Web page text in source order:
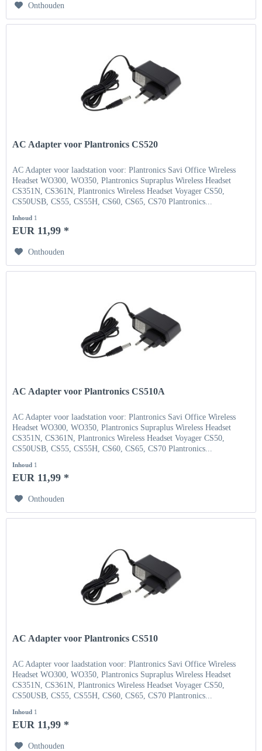
Onthouden
AC Adapter voor Plantronics CS520
AC Adapter voor laadstation voor: Plantronics Savi Office Wireless
Headset WO300, WO350, Plantronics Supraplus Wireless Headset
CS351N, CS361N, Plantronics Wireless Headset Voyager CS50,
CS50USB, CS55, CS55H, CS60, CS65, CS70 Plantronics...
Inhoud 1
EUR 11,99 *
Onthouden
AC Adapter voor Plantronics CS510A
AC Adapter voor laadstation voor: Plantronics Savi Office Wireless
Headset WO300, WO350, Plantronics Supraplus Wireless Headset
CS351N, CS361N, Plantronics Wireless Headset Voyager CS50,
CS50USB, CS55, CS55H, CS60, CS65, CS70 Plantronics...
Inhoud 1
EUR 11,99 *
Onthouden
AC Adapter voor Plantronics CS510
AC Adapter voor laadstation voor: Plantronics Savi Office Wireless
Headset WO300, WO350, Plantronics Supraplus Wireless Headset
CS351N, CS361N, Plantronics Wireless Headset Voyager CS50,
CS50USB, CS55, CS55H, CS60, CS65, CS70 Plantronics...
Inhoud 1
EUR 11,99 *
Onthouden